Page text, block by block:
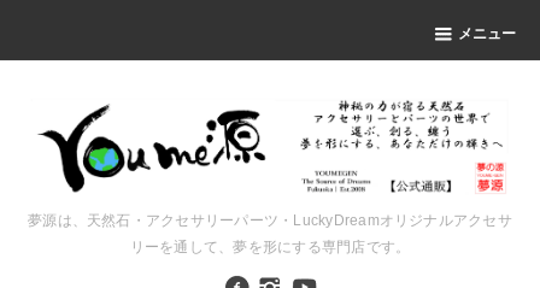
メニュー
夢源は、天然石・アクセサリーパーツ・LuckyDreamオリジナルアクセサ
リーを通して、夢を形にする専門店です。